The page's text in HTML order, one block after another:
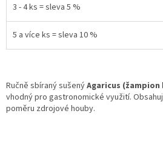
3 - 4 ks = sleva 5 %
5 a více ks = sleva 10 %
Ručně sbíraný sušenýAgaricus
vhodný pro gastronomické využití.
poměru zdrojové houby.